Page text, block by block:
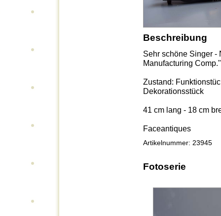
Beschreibung
Sehr schöne Singer -
Manufacturing
Zustand:
Dekorationsstück
41 cm lang - 18 cm
Faceantiques
Artikelnummer: 23945
Fotoserie